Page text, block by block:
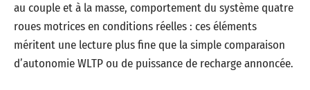
au couple et à la masse, comportement du système quatre
roues motrices en conditions réelles : ces éléments
méritent une lecture plus fine que la simple comparaison
d’autonomie WLTP ou de puissance de recharge annoncée.